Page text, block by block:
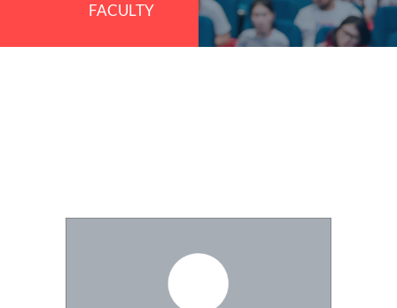
FACULTY